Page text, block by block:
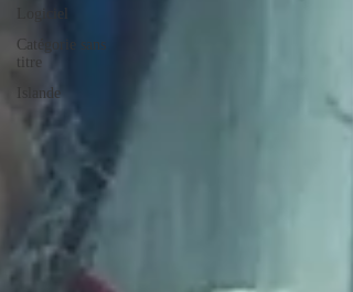
Catégorie sans
titre
Islande